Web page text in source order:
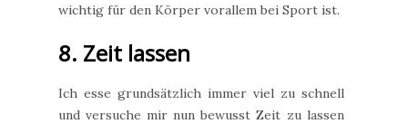
wichtig für den Körper vorallem bei Sport ist.
8. Zeit lassen
Ich esse grundsätzlich immer viel zu schnell
und versuche mir nun bewusst Zeit zu lassen